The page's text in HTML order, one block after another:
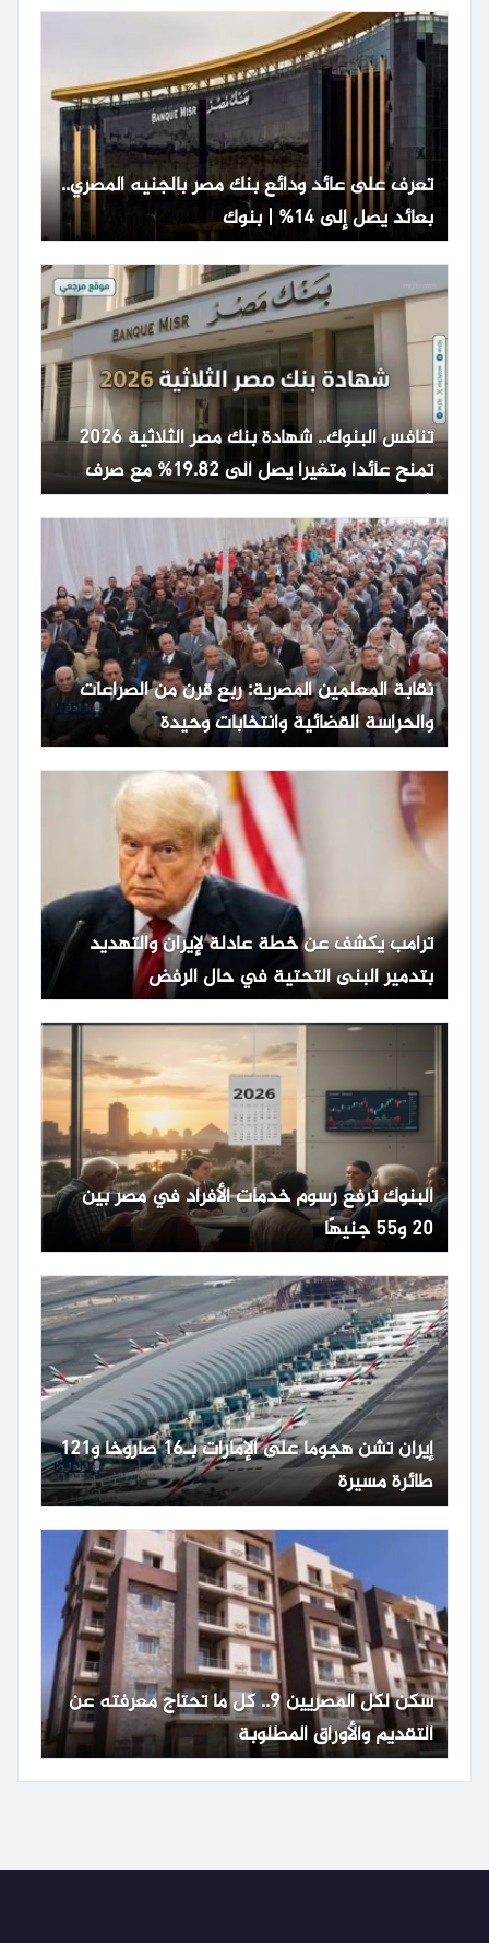
تعرف على عائد ودائع بنك مصر بالجنيه المصري..
بعائد يصل إلى 14% | بنوك
تنافس البنوك.. شهادة بنك مصر الثلاثية 2026
تمنح عائدا متغيرا يصل الى 19.82% مع صرف
شهري
نقابة المعلمين المصرية: ربع قرن من الصراعات
والحراسة القضائية وانتخابات وحيدة
ترامب يكشف عن خطة عادلة لإيران والتهديد
بتدمير البنى التحتية في حال الرفض
البنوك ترفع رسوم خدمات الأفراد في مصر بين
20 و55 جنيهًا
إيران تشن هجوما على الإمارات بـ16 صاروخا و121
طائرة مسيرة
سكن لكل المصريين 9.. كل ما تحتاج معرفته عن
التقديم والأوراق المطلوبة